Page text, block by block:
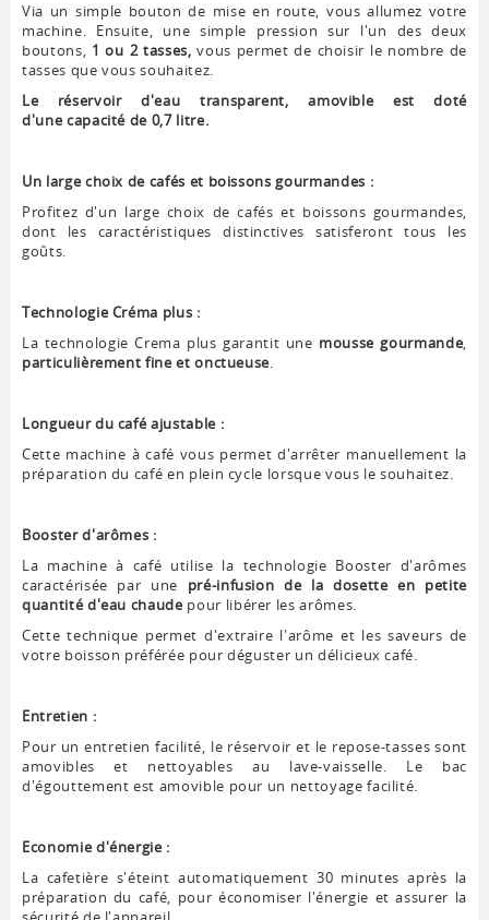
Via un simple bouton de mise en route, vous allumez votre
machine. Ensuite, une simple pression sur l'un des deux
boutons, 1 ou 2 tasses, vous permet de choisir le nombre de
tasses que vous souhaitez.
Le réservoir d'eau transparent, amovible est doté
d'une capacité de 0,7 litre.
Un large choix de cafés et boissons gourmandes :
Profitez d'un large choix de cafés et boissons gourmandes,
dont les caractéristiques distinctives satisferont tous les
goûts.
Technologie Créma plus :
La technologie Crema plus garantit une mousse gourmande,
particulièrement fine et onctueuse.
Longueur du café ajustable :
Cette machine à café vous permet d'arrêter manuellement la
préparation du café en plein cycle lorsque vous le souhaitez.
Booster d'arômes :
La machine à café utilise la technologie Booster d'arômes
caractérisée par une pré-infusion de la dosette en petite
quantité d'eau chaudepour libérer les arômes.
Cette technique permet d'extraire l'arôme et les saveurs de
votre boisson préférée pour déguster un délicieux café.
Entretien :
Pour un entretien facilité, le réservoir et le repose-tasses sont
amovibles et nettoyables au lave-vaisselle. Le bac
d'égouttement est amovible pour un nettoyage facilité.
Economie d'énergie :
La cafetière s'éteint automatiquement 30 minutes après la
préparation du café, pour économiser l'énergie et assurer la